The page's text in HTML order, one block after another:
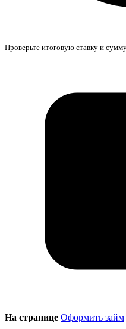
Проверьте итоговую ставку и
На странице Оформить займ